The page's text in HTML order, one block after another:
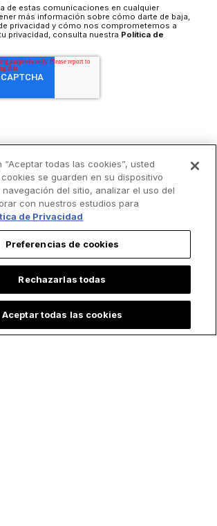
de estas comunicaciones en cualquier
más información sobre cómo darte de baja,
privacidad y cómo nos comprometemos a
privacidad, consulta nuestra Política de
todas las cookies”, usted
se guarden en su dispositivo
del sitio, analizar el uso del
con nuestros estudios para
de Privacidad
Preferencias de cookies
Rechazarlas todas
Aceptar todas las cookies